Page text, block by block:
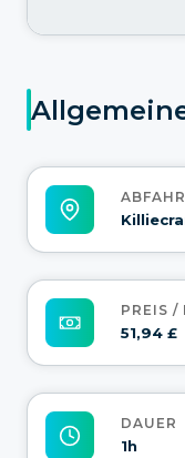
PREIS /
51,94 £
DAUER
1h